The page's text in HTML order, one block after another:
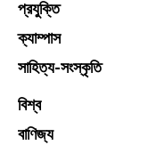
প্রযুক্তি
ক্যাম্পাস
সাহিত্য-সংস্কৃতি
বিশ্ব
বাণিজ্য